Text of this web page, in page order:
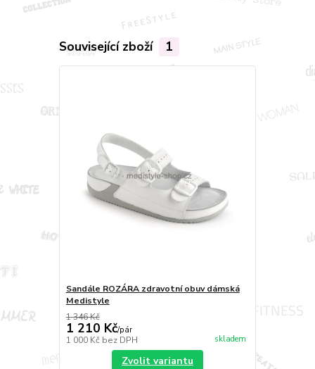
Související zboží 1
Sandále ROZÁRA zdravotní obuv dámská
Medistyle
1 346 Kč
1 210 Kč/pár
1 000 Kč bez DPH skladem
Zvolit variantu